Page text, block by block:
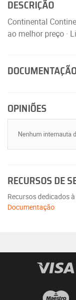
DESCRIÇÃO
Continental
ao melhor preço ·
OPINIÕES
Nenhum internauta
RECURSOS DE
Recursos dedicados
Documentação